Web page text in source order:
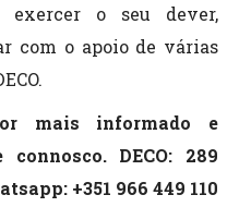
exercer o seu dever,
com o apoio de várias
mais informado e
DECO: 289
+351 966 449 110